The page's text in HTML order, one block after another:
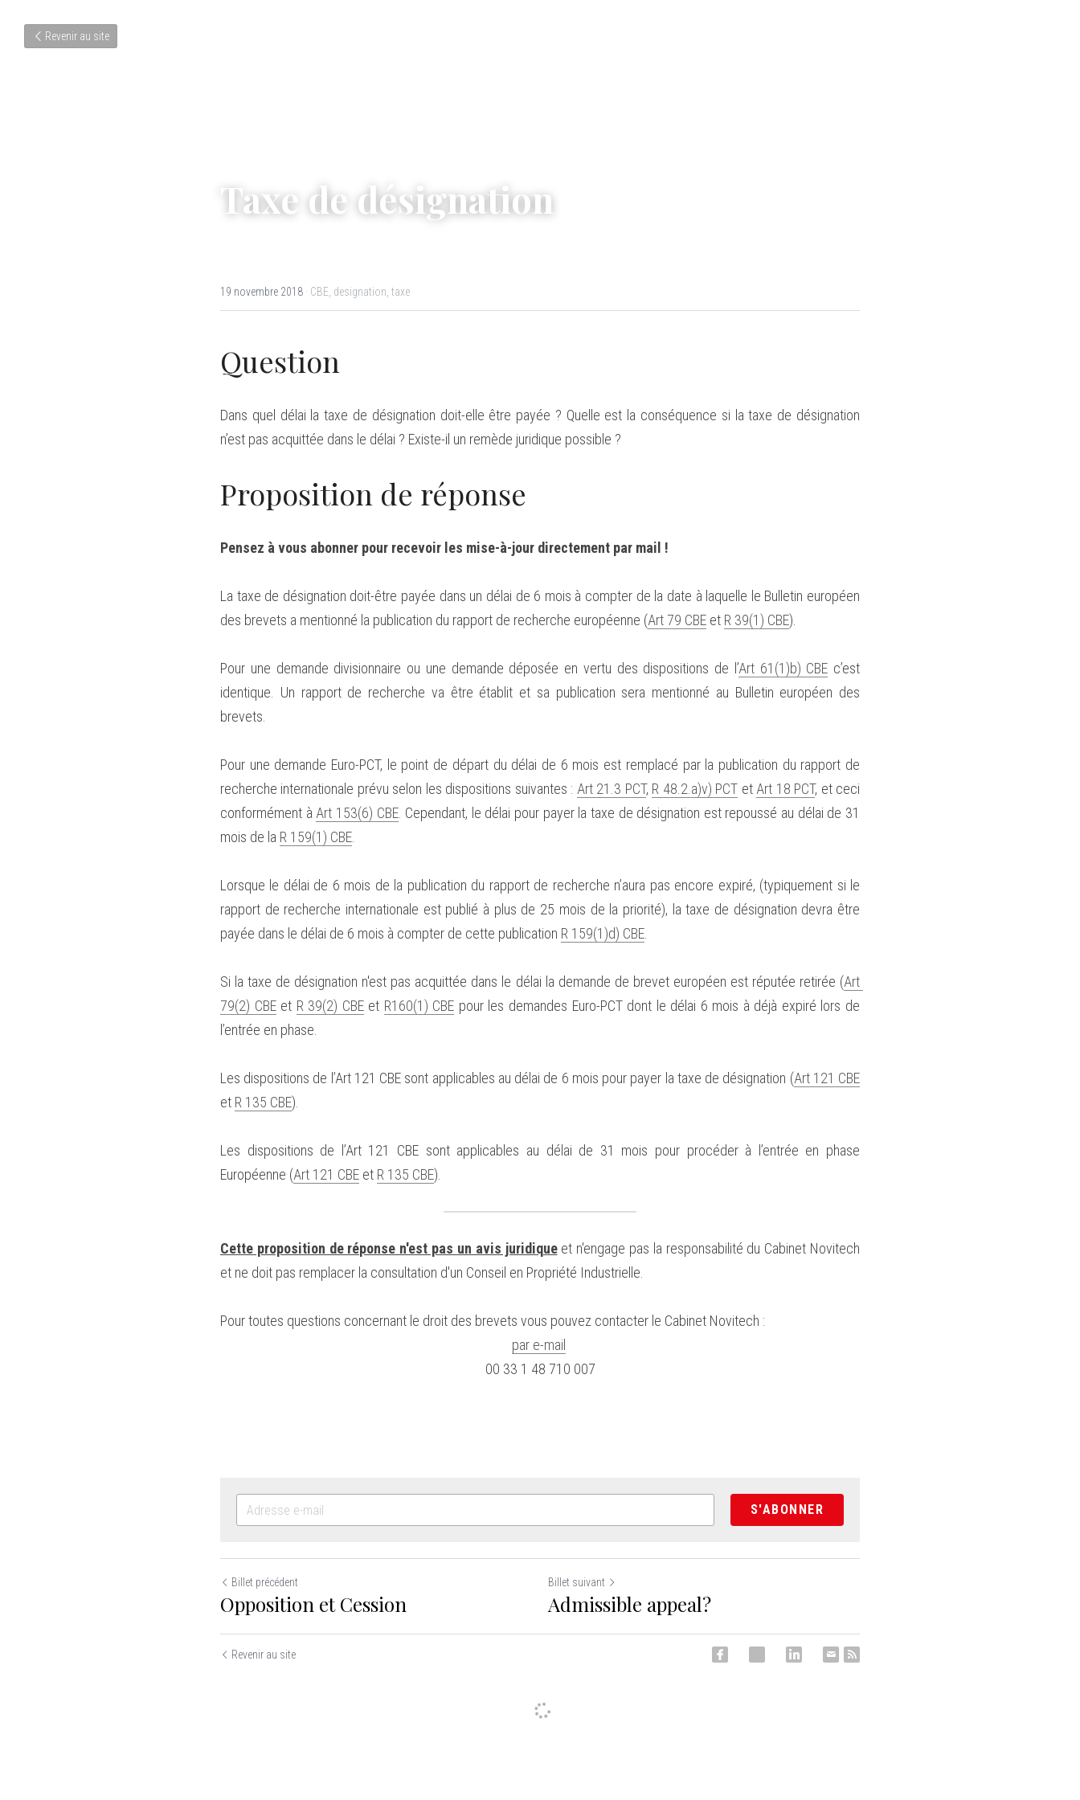
Revenir au site
Taxe de désignation
19 novembre 2018 · CBE, designation, taxe
Question
Dans quel délai la taxe de désignation doit-elle être payée ? Quelle est la conséquence si la taxe de désignation
n’est pas acquittée dans le délai ? Existe-il un remède juridique possible ?
Proposition de réponse
Pensez à vous abonner pour recevoir les mise-à-jour directement par mail !
La taxe de désignation doit-être payée dans un délai de 6 mois à compter de la date à laquelle le Bulletin européen
des brevets a mentionné la publication du rapport de recherche européenne (Art 79 CBE et R 39(1) CBE).
Pour une demande divisionnaire ou une demande déposée en vertu des dispositions de l’Art 61(1)b) CBE c’est
identique. Un rapport de recherche va être établit et sa publication sera mentionné au Bulletin européen des
brevets.
Pour une demande Euro-PCT, le point de départ du délai de 6 mois est remplacé par la publication du rapport de
recherche internationale prévu selon les dispositions suivantes : Art 21.3 PCT, R 48.2.a)v) PCT et Art 18 PCT, et ceci
conformément à Art 153(6) CBE. Cependant, le délai pour payer la taxe de désignation est repoussé au délai de 31
mois de la R 159(1) CBE
Lorsque le délai de 6 mois de la publication du rapport de recherche n’aura pas encore expiré, (typiquement si le
rapport de recherche internationale est publié à plus de 25 mois de la priorité), la taxe de désignation devra être
payée dans le délai de 6 mois à compter de cette publication R 159(1)d) CBE
Si la taxe de désignation n'est pas acquittée dans le délai la demande de brevet européen est réputée retirée (Art
79(2) CBE et R 39(2) CBE et R160(1) CBE pour les demandes Euro-PCT dont le délai 6 mois à déjà expiré lors de
l’entrée en phase.
Les dispositions de l’Art 121 CBE sont applicables au délai de 6 mois pour payer la taxe de désignation (Art 121 CBE
et R 135 CBE).
Les dispositions de l’Art 121 CBE sont applicables au délai de 31 mois pour procéder à l’entrée en phase
Européenne (Art 121 CBE et R 135 CBE).
Cette proposition de réponse n'est pas un avis juridique et n'engage pas la responsabilité du Cabinet Novitech
et ne doit pas remplacer la consultation d'un Conseil en Propriété Industrielle.
Pour toutes questions concernant le droit des brevets vous pouvez contacter le Cabinet Novitech :
par e-mail
00 33 1 48 710 007
S'ABONNER
Billet précédent
Opposition et Cession
Billet suivant
Admissible appeal?
Revenir au site